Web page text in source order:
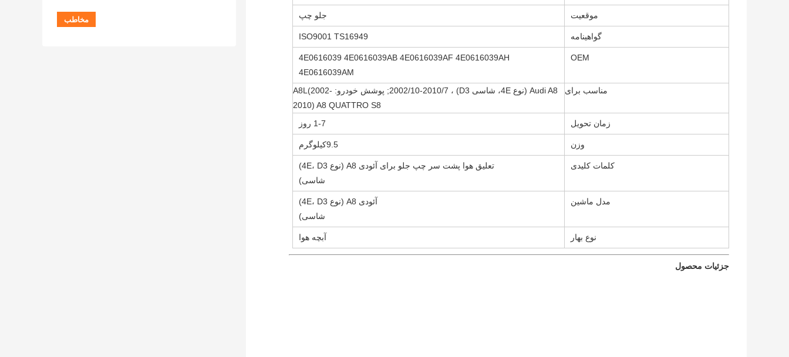
موقعیت جلو چپ
گواهینامه ISO9001 TS16949
OEM
4E0616039 4E0616039AB 4E0616039AF 4E0616039AH
4E0616039AM
مناسب برای
Audi A8 (نوع 4E، شاسی D3) ، 2002/10-2010/7; پوشش خودرو: A8L(2002-
2010) A8 QUATTRO S8
زمان تحویل
1-7 روز
وزن 9.5کیلوگرم
کلمات کلیدی
تعلیق هوا پشت سر چپ جلو برای آئودی A8 (نوع 4E، D3)
شاسی)
مدل ماشین
آئودی A8 (نوع 4E، D3)
شاسی)
نوع بهار آبچه هوا
جزئیات محصول